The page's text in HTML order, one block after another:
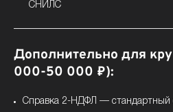
СНИЛС
Дополнительно для
000-50 000 ₽):
Справка 2-НДФЛ — стандартный